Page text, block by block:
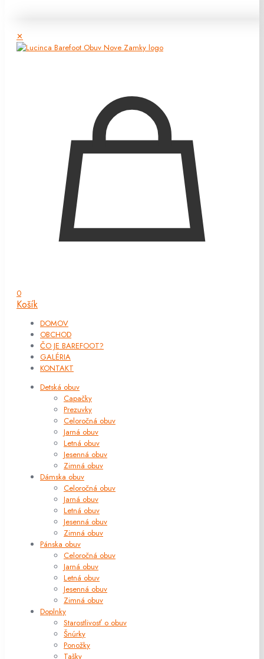
✕
0
Košík
DOMOV
OBCHOD
ČO JE BAREFOOT?
GALÉRIA
KONTAKT
Detská obuv
Capačky
Prezuvky
Celoročná obuv
Jarná obuv
Letná obuv
Jesenná obuv
Zimná obuv
Dámska obuv
Celoročná obuv
Jarná obuv
Letná obuv
Jesenná obuv
Zimná obuv
Pánska obuv
Celoročná obuv
Jarná obuv
Letná obuv
Jesenná obuv
Zimná obuv
Doplnky
Starostlivosť o obuv
Šnúrky
Ponožky
Tašky